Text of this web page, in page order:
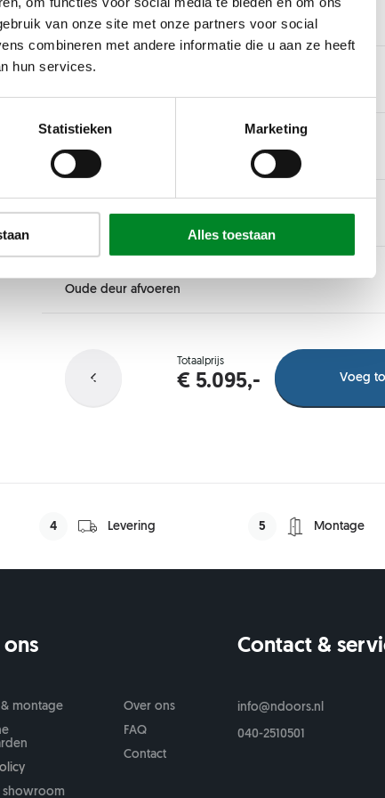
van onze site met onze partners voor social
combineren met andere informatie die u aan ze heeft
hun services.
Statistieken Marketing
Alles toestaan
mm
Min: 750 mm - Max: 1150 mm
Kleur
Kleur
Deurbeslag
Deurbeslag
Argenta
Oude deur afvoeren
Totaalprijs
€ 5.095,- Voeg
4 Levering 5 Montage
montage
showroom
Over ons
FAQ
Contact
Contact &
info@ndoors.nl
040-2510501